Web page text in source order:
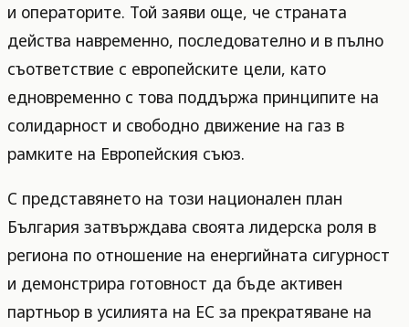
и операторите. Той заяви още, че страната
действа навременно, последователно и в пълно
съответствие с европейските цели, като
едновременно с това поддържа принципите на
солидарност и свободно движение на газ в
рамките на Европейския съюз.
С представянето на този национален план
България затвърждава своята лидерска роля в
региона по отношение на енергийната сигурност
и демонстрира готовност да бъде активен
партньор в усилията на ЕС за прекратяване на